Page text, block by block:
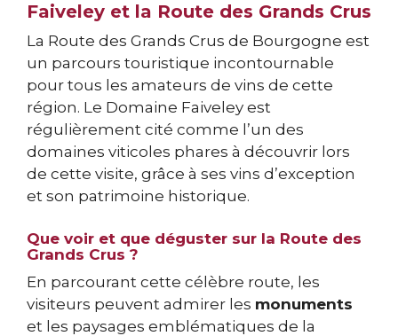
Faiveley et la Route des Grands Crus
La Route des Grands Crus de Bourgogne est
un parcours touristique incontournable
pour tous les amateurs de vins de cette
région. Le Domaine Faiveley est
régulièrement cité comme l’un des
domaines viticoles phares à découvrir lors
de cette visite, grâce à ses vins d’exception
et son patrimoine historique.
Que voir et que déguster sur la Route des
Grands Crus ?
En parcourant cette célèbre route, les
visiteurs peuvent admirer les monuments
et les paysages emblématiques de la